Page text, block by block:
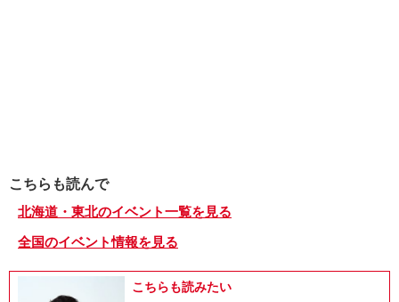
こちらも読んで
北海道・東北のイベント一覧を見る
全国のイベント情報を見る
こちらも読みたい